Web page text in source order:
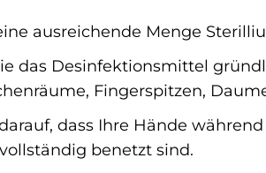
ausreichende Menge
das Desinfektionsmittel
Fingerspitzen,
dass Ihre Hände
benetzt sind.